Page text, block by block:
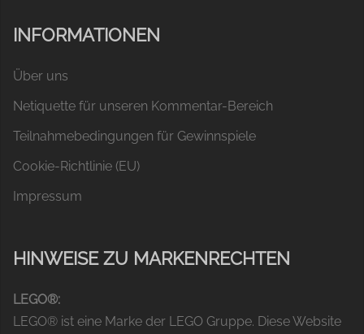
INFORMATIONEN
Über uns
Netiquette für unseren Kommentar-Bereich
Teilnahmebedingungen für Gewinnspiele
Cookie-Richtlinie (EU)
Impressum
HINWEISE ZU MARKENRECHTEN
LEGO®:
LEGO® ist eine Marke der LEGO Gruppe. Diese Website